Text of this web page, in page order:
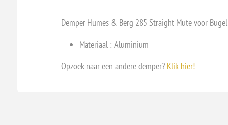
Demper Humes & Berg 285 Straight Mute voor Bugel
Materiaal : Aluminium
Opzoek naar een andere demper? Klik hier!